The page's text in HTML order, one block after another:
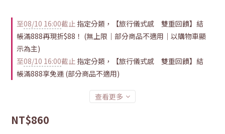
至08/10 16:00截止 指定分類，【旅行儀式感 雙重回饋】結
帳滿888再現折$88！ (無上限｜部分商品不適用｜以購物車顯
示為主)
至08/10 16:00截止 指定分類，【旅行儀式感 雙重回饋】結
帳滿888享免運 (部分商品不適用)
查看更多
NT$860